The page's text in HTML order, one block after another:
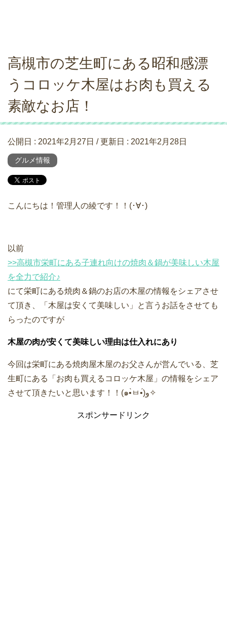
高槻市の芝生町にある昭和感漂
うコロッケ木屋はお肉も買える
素敵なお店！
公開日 : 2021年2月27日 / 更新日 : 2021年2月28日
グルメ情報
こんにちは！管理人の綾です！！(･∀･)
以前
>>高槻市栄町にある子連れ向けの焼肉＆鍋が美味しい木屋
を全力で紹介♪
にて栄町にある焼肉＆鍋のお店の木屋の情報をシェアさせ
て頂き、「木屋は安くて美味しい」と言うお話をさせても
らったのですが
木屋の肉が安くて美味しい理由は仕入れにあり
今回は栄町にある焼肉屋木屋のお父さんが営んでいる、芝
生町にある「お肉も買えるコロッケ木屋」の情報をシェア
させて頂きたいと思います！！(๑•̀ㅂ•́)و✧
スポンサードリンク